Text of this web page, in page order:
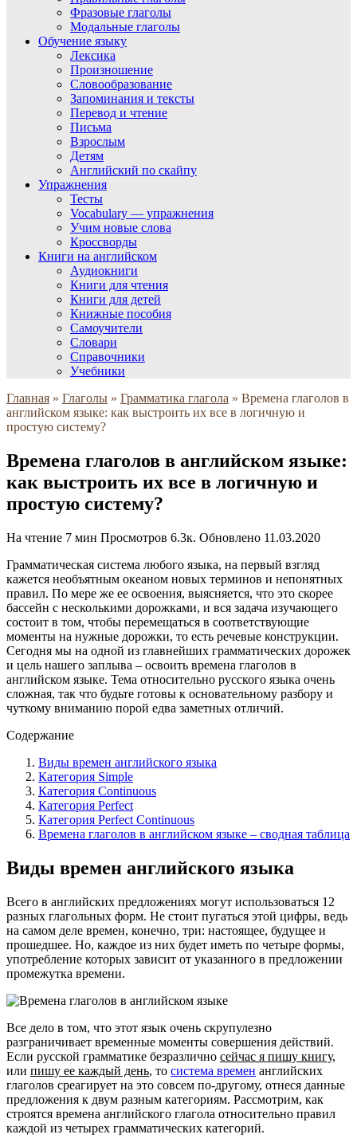
Фразовые глаголы
Модальные глаголы
Обучение языку
Лексика
Произношение
Словообразование
Запоминания и тексты
Перевод и чтение
Письма
Взрослым
Детям
Английский по скайпу
Упражнения
Тесты
Vocabulary — упражнения
Учим новые слова
Кроссворды
Книги на английском
Аудиокниги
Книги для чтения
Книги для детей
Книжные пособия
Самоучители
Словари
Справочники
Учебники
Главная » Глаголы » Грамматика глагола » Времена глаголов в
английском языке: как выстроить их все в логичную и
простую систему?
Времена глаголов в английском языке:
как выстроить их все в логичную и
простую систему?
На чтение 7 мин Просмотров 6.3к. Обновлено 11.03.2020
Грамматическая система любого языка, на первый взгляд
кажется необъятным океаном новых терминов и непонятных
правил. По мере же ее освоения, выясняется, что это скорее
бассейн с несколькими дорожками, и вся задача изучающего
состоит в том, чтобы перемещаться в соответствующие
моменты на нужные дорожки, то есть речевые конструкции.
Сегодня мы на одной из главнейших грамматических дорожек
и цель нашего заплыва – освоить времена глаголов в
английском языке. Тема относительно русского языка очень
сложная, так что будьте готовы к основательному разбору и
чуткому вниманию порой едва заметных отличий.
Содержание
Виды времен английского языка
Категория Simple
Категория Continuous
Категория Perfect
Категория Perfect Continuous
Времена глаголов в английском языке – сводная таблица
Виды времен английского языка
Всего в английских предложениях могут использоваться 12
разных глагольных форм. Не стоит пугаться этой цифры, ведь
на самом деле времен, конечно, три: настоящее, будущее и
прошедшее. Но, каждое из них будет иметь по четыре формы,
употребление которых зависит от указанного в предложении
промежутка времени.
Все дело в том, что этот язык очень скрупулезно
разграничивает временные моменты совершения действий.
Если русской грамматике безразлично сейчас я пишу книгу,
или пишу ее каждый день, то система времен английских
глаголов среагирует на это совсем по-другому, отнеся данные
предложения к двум разным категориям. Рассмотрим, как
строятся времена английского глагола относительно правил
каждой из четырех грамматических категорий.